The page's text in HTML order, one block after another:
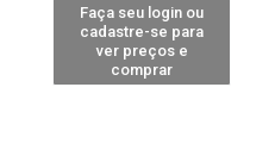
Faça seu login ou
cadastre-se para
ver preços e
comprar